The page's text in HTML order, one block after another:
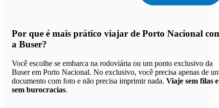
Por que é mais prático viajar de Porto Nacional
a Buser?
Você escolhe se embarca na rodoviária ou um ponto exclusivo da
Buser em Porto Nacional. No exclusivo, você precisa apenas de
documento com foto e não precisa imprimir nada. Viaje sem filas e
sem burocracias.